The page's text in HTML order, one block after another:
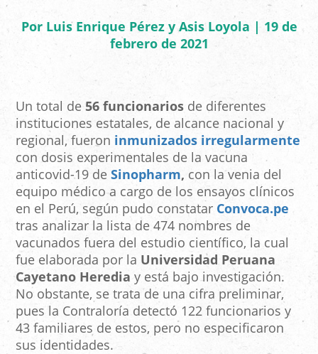
Por Luis Enrique Pérez y Asis Loyola | 19 de
febrero de 2021
Un total de 56 funcionarios de diferentes
instituciones estatales, de alcance nacional y
regional, fueron inmunizados irregularmente
con dosis experimentales de la vacuna
anticovid-19 de Sinopharm, con la venia del
equipo médico a cargo de los ensayos clínicos
en el Perú, según pudo constatar Convoca.pe
tras analizar la lista de 474 nombres de
vacunados fuera del estudio científico, la cual
fue elaborada por la Universidad Peruana
Cayetano Heredia y está bajo investigación.
No obstante, se trata de una cifra preliminar,
pues la Contraloría detectó 122 funcionarios y
43 familiares de estos, pero no especificaron
sus identidades.